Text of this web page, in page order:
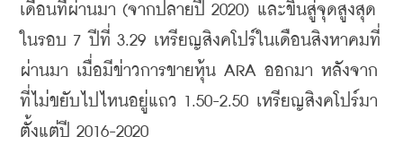
เดือนที่ผ่านมา (จากปลายปี 2020) และขึ้นสู่จุดสูงสุด
ในรอบ 7 ปีที่ 3.29 เหรียญสิงคโปร์ในเดือนสิงหาคมที่
ผ่านมา เมื่อมีข่าวการขายหุ้น ARA ออกมา หลังจาก
ที่ไม่ขยับไปไหนอยู่แถว 1.50-2.50 เหรียญสิงคโปร์มา
ตั้งแต่ปี
2016-2020